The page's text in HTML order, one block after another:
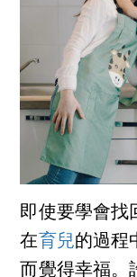
即使要學會找
在育兒的過程
而覺得幸福。